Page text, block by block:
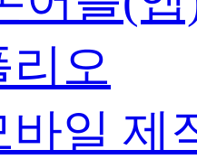
리오
바일 제